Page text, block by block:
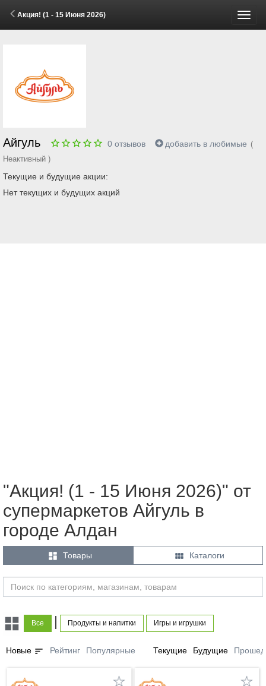
Акция! (1 - 15 Июня 2026)
Айгуль 0 отзывов добавить в любимые (
Неактивный )
Текущие и будущие акции:
Нет текущих и будущих акций
"Акция! (1 - 15 Июня 2026)" от
супермаркетов Айгуль в
городе Алдан
 Товары  Каталоги
Все Продукты и напитки Игры и игрушки
Новые sort Рейтинг Популярные Текущие Будущие